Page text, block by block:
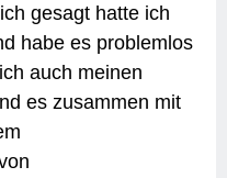
gesagt hatte ich
habe es problemlos
auch meinen
es zusammen mit